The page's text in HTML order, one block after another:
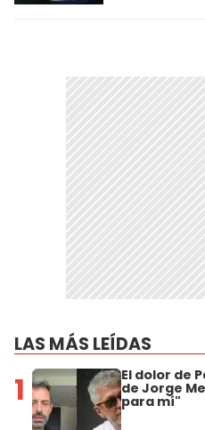
LAS MÁS LEÍDAS
1 El dolor de
de Jorge
para mí"